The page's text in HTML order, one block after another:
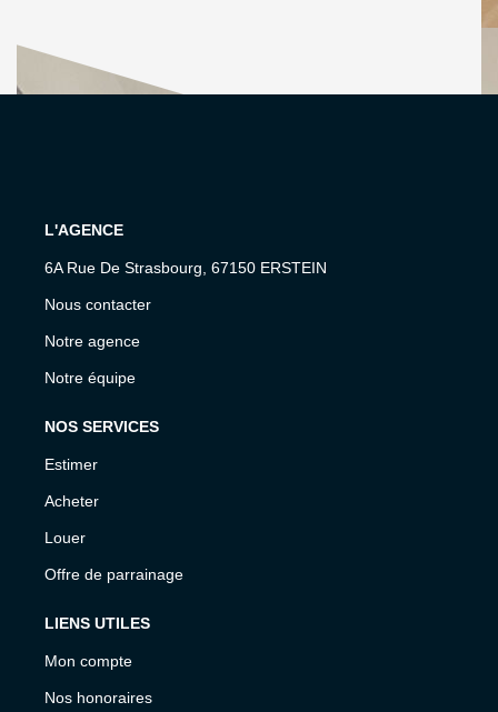
L'AGENCE
6A Rue De Strasbourg, 67150 ERSTEIN
Nous contacter
Notre agence
Notre équipe
NOS SERVICES
Estimer
Acheter
Louer
Offre de parrainage
LIENS UTILES
Mon compte
Nos honoraires